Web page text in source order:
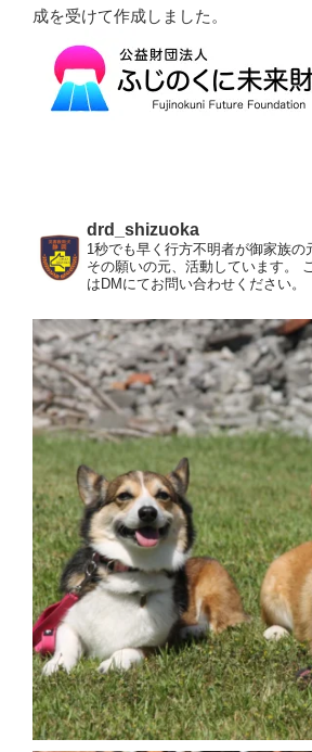
成を受けて作成しました。
drd_shizuoka
1秒でも早く行方不明者が御家族の
その願いの元、活動しています。
はDMにてお問い合わせください。